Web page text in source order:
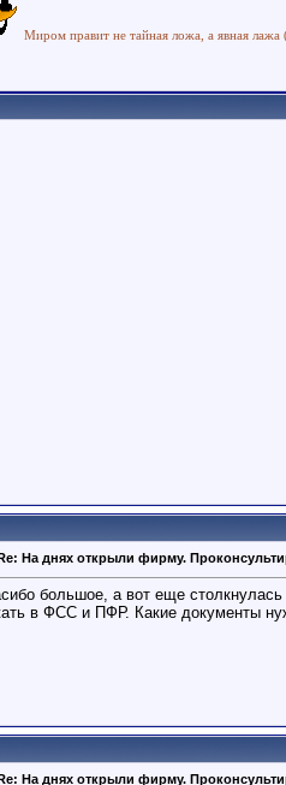
Миром правит не тайная ложа, а явная лажа
На днях открыли фирму.
большое, а вот еще
в ФСС и ПФР. Какие документы
На днях открыли фирму.